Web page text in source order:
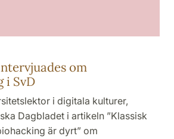
om
i SvD
i digitala kulturer,
Dagbladet i artikeln ”Klassisk
är dyrt” om